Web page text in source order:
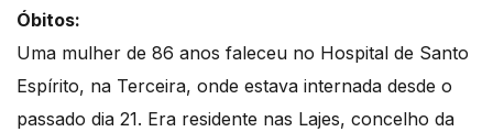
Óbitos:
Uma mulher de 86 anos faleceu no Hospital de Santo
Espírito, na Terceira, onde estava internada desde o
passado dia 21. Era residente nas Lajes, concelho da